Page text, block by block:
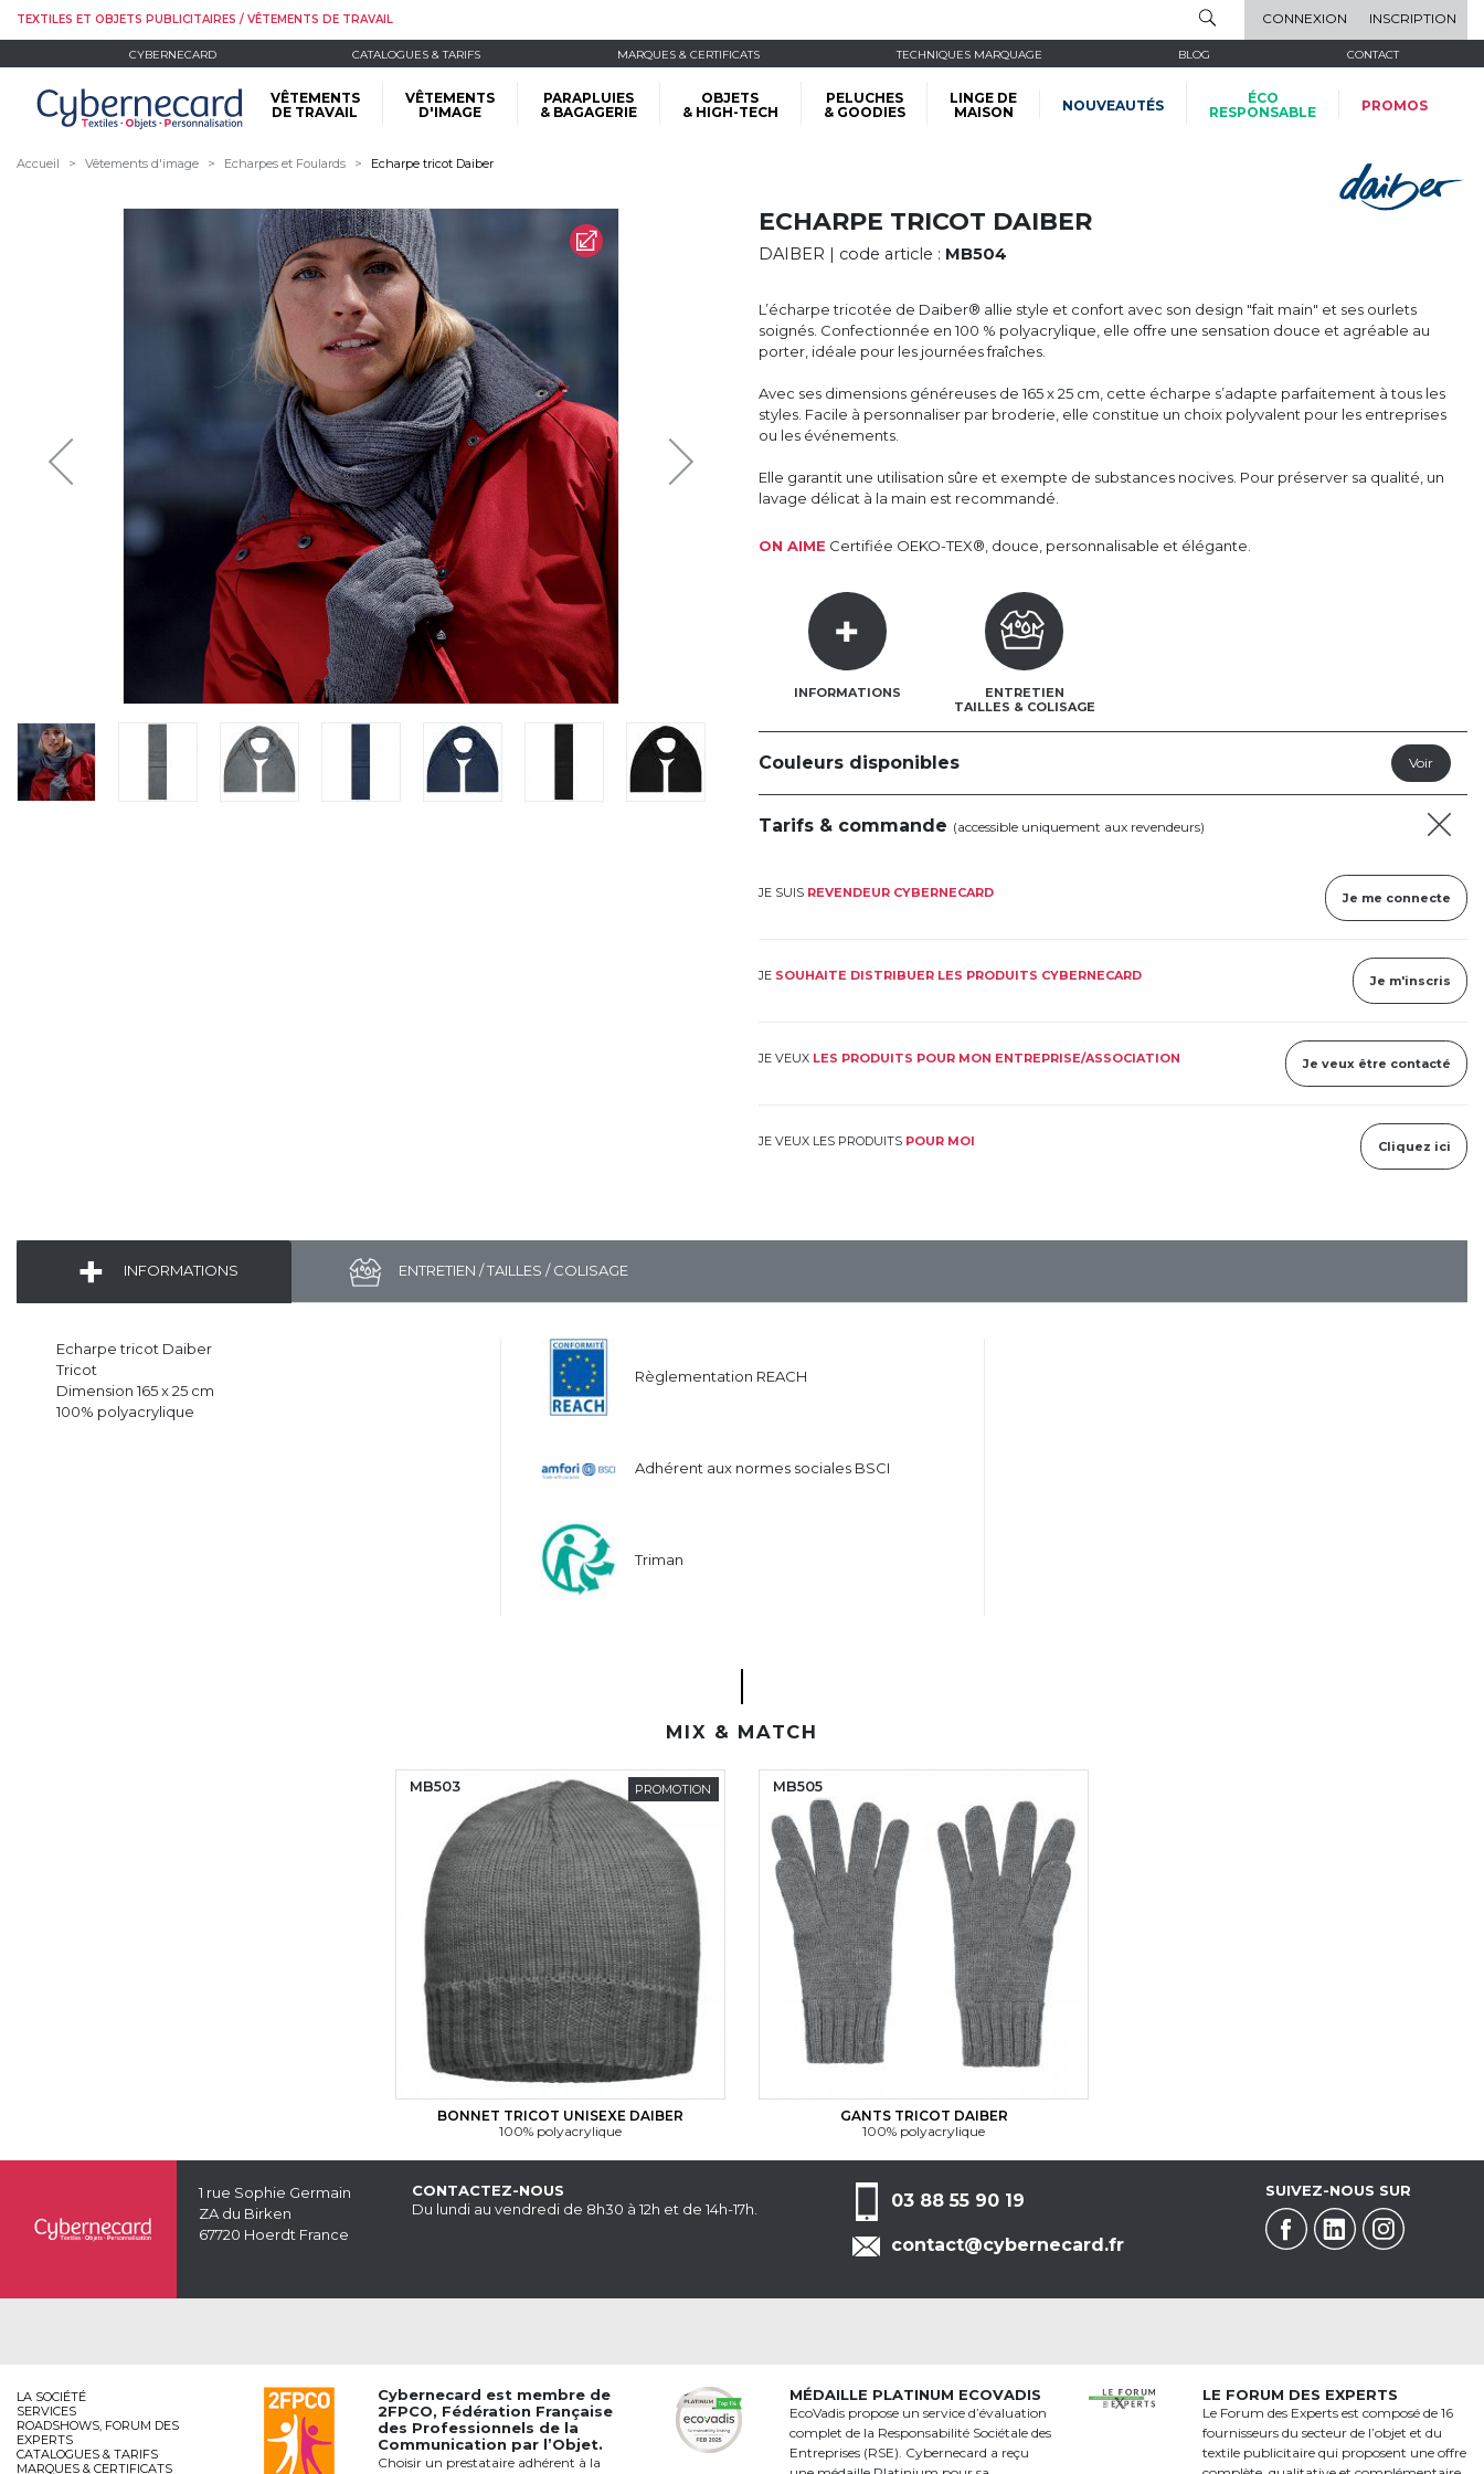
TEXTILES ET OBJETS PUBLICITAIRES / VÊTEMENTS DE TRAVAIL CONNEXION INSCRIPTION
CYBERNECARD CATALOGUES & TARIFS MARQUES & CERTIFICATS TECHNIQUES MARQUAGE BLOG CONTACT
VÊTEMENTS
DE TRAVAIL
VÊTEMENTS
D'IMAGE
PARAPLUIES
& BAGAGERIE
OBJETS
& HIGH-TECH
PELUCHES
& GOODIES
LINGE DE
MAISON
NOUVEAUTÉS
ÉCO
RESPONSABLE
PROMOS
Accueil Vêtements d'image Echarpes et Foulards Echarpe tricot Daiber
ECHARPE TRICOT DAIBER
DAIBER | code article : MB504
L’écharpe tricotée de Daiber® allie style et confort avec son design "fait main" et ses ourlets
soignés. Confectionnée en 100 % polyacrylique, elle offre une sensation douce et agréable au
porter, idéale pour les journées fraîches.
Avec ses dimensions généreuses de 165 x 25 cm, cette écharpe s’adapte parfaitement à tous les
styles. Facile à personnaliser par broderie, elle constitue un choix polyvalent pour les entreprises
ou les événements.
Elle garantit une utilisation sûre et exempte de substances nocives. Pour préserver sa qualité, un
lavage délicat à la main est recommandé.
ON AIME Certifiée OEKO-TEX®, douce, personnalisable et élégante.
INFORMATIONS
ENTRETIEN
TAILLES & COLISAGE
Couleurs disponibles
Tarifs & commande (accessible uniquement aux revendeurs)
JE SUIS REVENDEUR CYBERNECARD Je me connecte
JE SOUHAITE DISTRIBUER LES PRODUITS CYBERNECARD Je m'inscris
JE VEUX LES PRODUITS POUR MON ENTREPRISE/ASSOCIATION Je veux être contacté
JE VEUX LES PRODUITS POUR MOI Cliquez ici
INFORMATIONS ENTRETIEN / TAILLES / COLISAGE
Echarpe tricot Daiber
Tricot
Dimension 165 x 25 cm
100% polyacrylique
Règlementation REACH
Adhérent aux normes sociales BSCI
Triman
MIX & MATCH
PROMOTION
BONNET TRICOT UNISEXE DAIBER
100% polyacrylique
MB503
GANTS TRICOT DAIBER
100% polyacrylique
MB505
1 rue Sophie Germain
ZA du Birken
67720 Hoerdt France
CONTACTEZ-NOUS
Du lundi au vendredi de 8h30 à 12h et de 14h-17h.
03 88 55 90 19
contact@cybernecard.fr
SUIVEZ-NOUS SUR
LA SOCIÉTÉ
SERVICES
ROADSHOWS, FORUM DES
EXPERTS
CATALOGUES & TARIFS
MARQUES & CERTIFICATS
Cybernecard est membre de
2FPCO, Fédération Française
des Professionnels de la
Communication par l’Objet.
Choisir un prestataire adhérent à la
MÉDAILLE PLATINUM ECOVADIS
EcoVadis propose un service d’évaluation
complet de la Responsabilité Sociétale des
Entreprises (RSE). Cybernecard a reçu
LE FORUM DES EXPERTS
Le Forum des Experts est composé de 16
fournisseurs du secteur de l’objet et du
textile publicitaire qui proposent une offre